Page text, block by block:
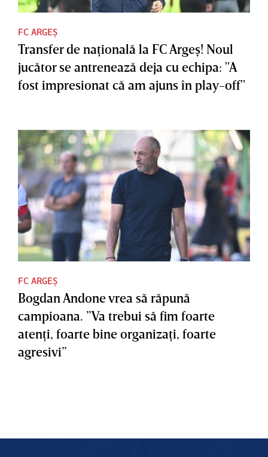
FC ARGEȘ
Transfer de naţională la FC Argeş! Noul
jucător se antrenează deja cu echipa: "A
fost impresionat că am ajuns în play-off"
FC ARGEȘ
Bogdan Andone vrea să răpună
campioana. ”Va trebui să fim foarte
atenţi, foarte bine organizaţi, foarte
agresivi”